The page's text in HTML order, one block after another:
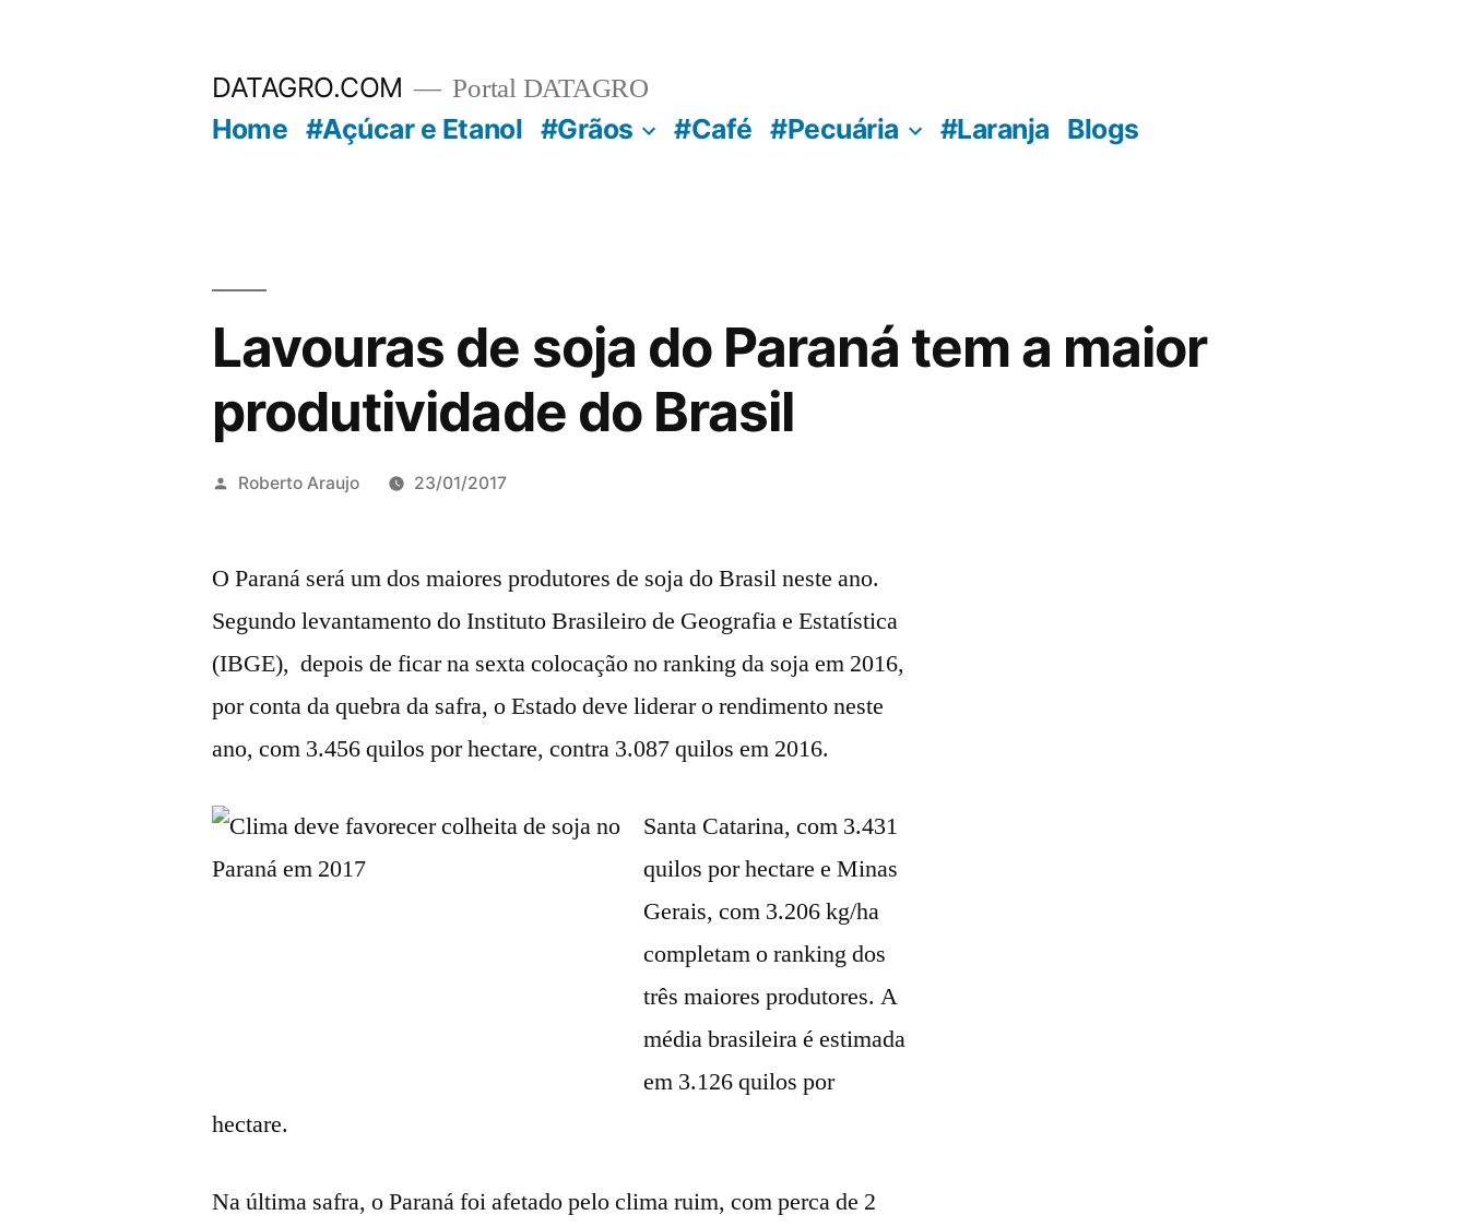
DATAGRO.COM Portal DATAGRO
Home #Açúcar e Etanol #Grãos #Café #Pecuária #Laranja Blogs
Lavouras de soja do Paraná tem a maior
produtividade do Brasil
Publicado
Roberto Araujo 23/01/2017
O Paraná será um dos maiores produtores de soja do Brasil neste ano.
Segundo levantamento do Instituto Brasileiro de Geografia e Estatística
(IBGE), depois de ficar na sexta colocação no ranking da soja em 2016,
por conta da quebra da safra, o Estado deve liderar o rendimento neste
ano, com 3.456 quilos por hectare, contra 3.087 quilos em 2016.
Santa Catarina, com 3.431
quilos por hectare e Minas
Gerais, com 3.206 kg/ha
completam o ranking dos
três maiores produtores. A
média brasileira é estimada
em 3.126 quilos por
hectare.
Na última safra, o Paraná foi afetado pelo clima ruim, com perca de 2